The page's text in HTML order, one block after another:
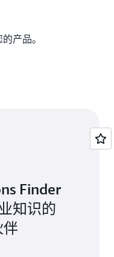
产品。
Finder
知识的
伴